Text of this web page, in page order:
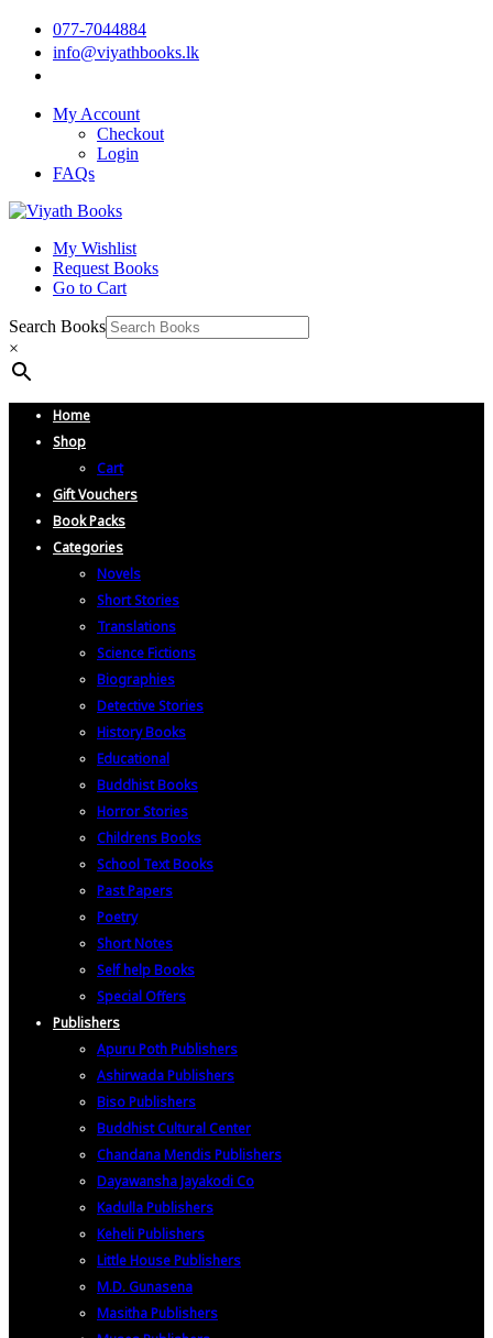
077-7044884
info@viyathbooks.lk
My Account
Checkout
Login
FAQs
My Wishlist
Request Books
Go to Cart
Search Books
×
Home
Shop
Cart
Gift Vouchers
Book Packs
Categories
Novels
Short Stories
Translations
Science Fictions
Biographies
Detective Stories
History Books
Educational
Buddhist Books
Horror Stories
Childrens Books
School Text Books
Past Papers
Poetry
Short Notes
Self help Books
Special Offers
Publishers
Apuru Poth Publishers
Ashirwada Publishers
Biso Publishers
Buddhist Cultural Center
Chandana Mendis Publishers
Dayawansha Jayakodi Co
Kadulla Publishers
Keheli Publishers
Little House Publishers
M.D. Gunasena
Masitha Publishers